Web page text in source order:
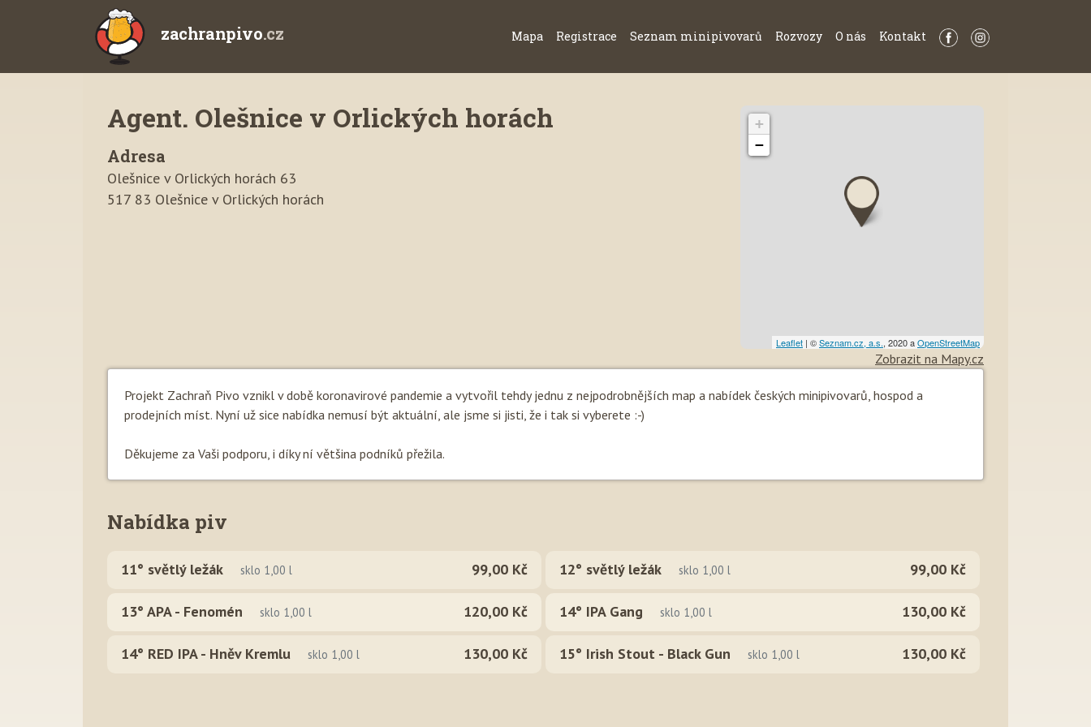
zachranpivo.cz Mapa Registrace Seznam minipivovarů Rozvozy O nás Kontakt
Agent. Olešnice v Orlických horách
Adresa
Olešnice v Orlických horách 63
517 83 Olešnice v Orlických horách
+
−
Leaflet | ©Seznam.cz, a.s., 2020 aOpenStreetMap
Zobrazit na Mapy.cz
Projekt Zachraň Pivo vznikl v době koronavirové pandemie a vytvořil tehdy jednu z nejpodrobnějších map a nabídek českých minipivovarů, hospod a
prodejních míst. Nyní už sice nabídka nemusí být aktuální, ale jsme si jisti, že i tak si vyberete :-)
Děkujeme za Vaši podporu, i díky ní většina podníků přežila.
Nabídka piv
11° světlý ležák sklo 1,00 l 99,00 Kč 12° světlý ležák sklo 1,00 l 99,00 Kč
13° APA - Fenomén sklo 1,00 l 120,00 Kč 14° IPA Gang sklo 1,00 l 130,00 Kč
14° RED IPA - Hněv Kremlu sklo 1,00 l 130,00 Kč 15° Irish Stout - Black Gun sklo 1,00 l 130,00 Kč